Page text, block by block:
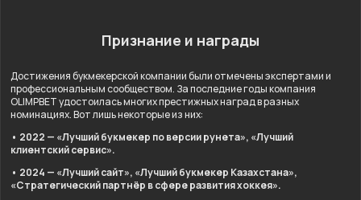
Признание и награды
Достижения букмекерской компании были отмечены экспертами и
профессиональным сообществом. За последние годы компания
OLIMPBET удостоилась многих престижных наград в разных
номинациях. Вот лишь некоторые из них:
• 2022 — «Лучший букмекер по версии рунета», «Лучший
клиентский сервис».
• 2024 — «Лучший сайт», «Лучший букмекер Казахстана»,
«Стратегический партнёр в сфере развития хоккея».